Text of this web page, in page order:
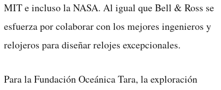
MIT e incluso la NASA. Al igual que Bell & Ross se
esfuerza por colaborar con los mejores ingenieros y
relojeros para diseñar relojes excepcionales.
Para la Fundación Oceánica Tara, la exploración